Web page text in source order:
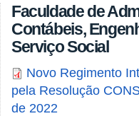
Faculdade de
Contábeis,
Serviço Social
Novo Regimento
pela Resolução
de 2022